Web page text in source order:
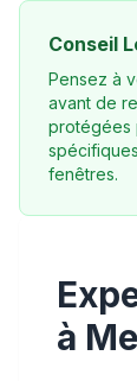
à
Conseil
Pensez à
avant de
protégées
fenêtres.